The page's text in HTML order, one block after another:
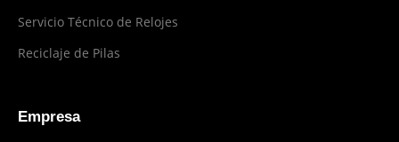
Servicio Técnico de Relojes
Reciclaje de Pilas
Empresa